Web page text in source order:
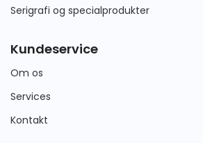
Serigrafi og specialprodukter
Kundeservice
Om os
Services
Kontakt